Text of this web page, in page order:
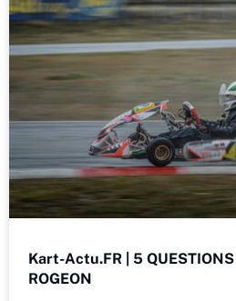
Kart-Actu.FR | 5 QUESTIONS
ROGEON